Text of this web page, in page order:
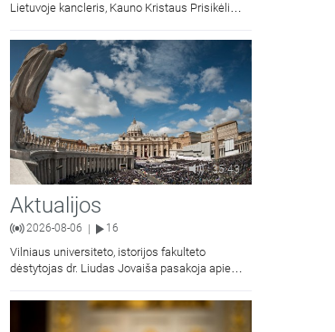
Lietuvoje kancleris, Kauno Kristaus Prisikėlimo
kunigas Vitalijus Mockus pasakoja apie
Kristaus Atsimainymo šventę.
35:43
Aktualijos
2026-08-06 16
Vilniaus universiteto, istorijos fakulteto
dėstytojas dr. Liudas Jovaiša pasakoja apie
Jacevičius.